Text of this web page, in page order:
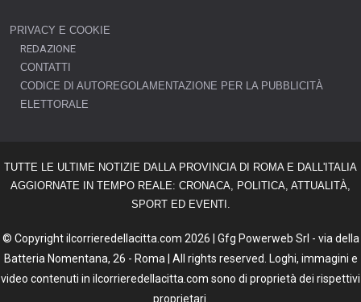
PRIVACY E COOKIE
REDAZIONE
CONTATTI
CODICE DI AUTOREGOLAMENTAZIONE PER LA PUBBLICITÀ
ELETTORALE
TUTTE LE ULTIME NOTIZIE DALLA PROVINCIA DI ROMA E DALL'ITALIA
AGGIORNATE IN TEMPO REALE: CRONACA, POLITICA, ATTUALITÀ,
SPORT ED EVENTI.
© Copyright ilcorrieredellacitta.com 2026 | Gfg Powerweb Srl - via della
Batteria Nomentana, 26 - Roma | All rights reserved. Loghi, immagini e
video contenuti in ilcorrieredellacitta.com sono di proprietà dei rispettivi
proprietari.